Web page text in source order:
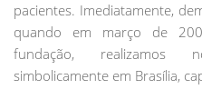
pacientes. Imediatamente,
quando em março de
fundação, realizamos
simbolicamente em Brasília,